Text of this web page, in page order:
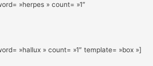
»herpes » count= »1″
»hallux » count= »1″ template= »box »]